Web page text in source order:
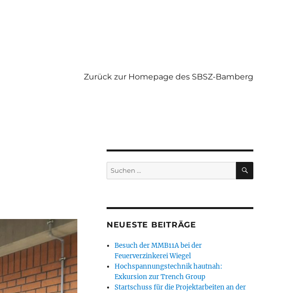
Zurück zur Homepage des SBSZ-Bamberg
Suchen
nach:
SUCHEN
NEUESTE BEITRÄGE
Besuch der MMB11A bei der
Feuerverzinkerei Wiegel
Hochspannungstechnik hautnah:
Exkursion zur Trench Group
Startschuss für die Projektarbeiten an der